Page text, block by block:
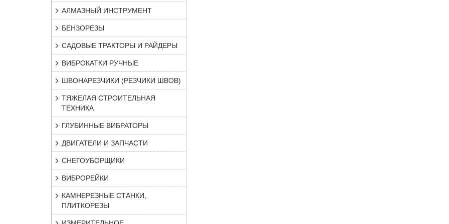
АЛМАЗНЫЙ ИНСТРУМЕНТ
БЕНЗОРЕЗЫ
САДОВЫЕ ТРАКТОРЫ И РАЙДЕРЫ
ВИБРОКАТКИ РУЧНЫЕ
ШВОНАРЕЗЧИКИ (РЕЗЧИКИ ШВОВ)
ТЯЖЕЛАЯ СТРОИТЕЛЬНАЯ
ТЕХНИКА
ГЛУБИННЫЕ ВИБРАТОРЫ
ДВИГАТЕЛИ И ЗАПЧАСТИ
СНЕГОУБОРЩИКИ
ВИБРОРЕЙКИ
КАМНЕРЕЗНЫЕ СТАНКИ,
ПЛИТКОРЕЗЫ